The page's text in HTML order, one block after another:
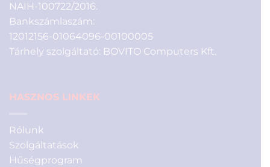
NAIH-100722/2016.
Bankszámlaszám:
12012156-01064096-00100005
Tárhely szolgáltató: BOVITO Computers Kft.
HASZNOS LINKEK
Rólunk
Szolgáltatások
Hűségprogram